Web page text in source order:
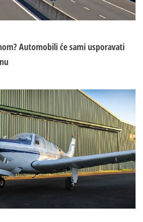
Automobili će sami usporavati